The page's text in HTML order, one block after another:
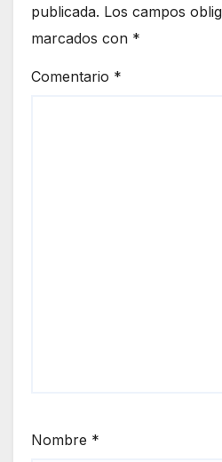
publicada. Los campos
marcados con *
Comentario *
Nombre *